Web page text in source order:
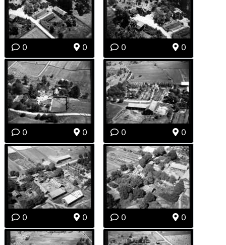
0 0 0 0
0 0 0 0
0 0 0 0